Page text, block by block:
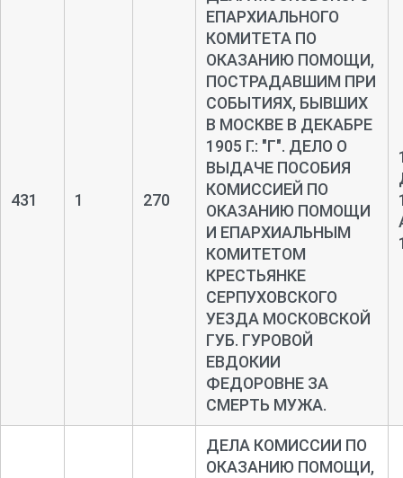
и списки лиц, которым назначено пособие и сведения о
пострадавших лицах; отчеты комиссии об
израсходовании средств на пособия, реестр исходящих
Информационно-поисковая система
431 1 270
ЕПАРХИАЛЬНОГО
КОМИТЕТА ПО
ОКАЗАНИЮ ПОМОЩИ,
ПОСТРАДАВШИМ ПРИ
СОБЫТИЯХ, БЫВШИХ
В МОСКВЕ В ДЕКАБРЕ
1905 Г.: "Г". ДЕЛО О
ВЫДАЧЕ ПОСОБИЯ
КОМИССИЕЙ ПО
ОКАЗАНИЮ ПОМОЩИ
И ЕПАРХИАЛЬНЫМ
КОМИТЕТОМ
КРЕСТЬЯНКЕ
СЕРПУХОВСКОГО
УЕЗДА МОСКОВСКОЙ
ГУБ. ГУРОВОЙ
ЕВДОКИИ
ФЕДОРОВНЕ ЗА
СМЕРТЬ МУЖА.
ДЕЛА КОМИССИИ ПО
ОКАЗАНИЮ ПОМОЩИ,